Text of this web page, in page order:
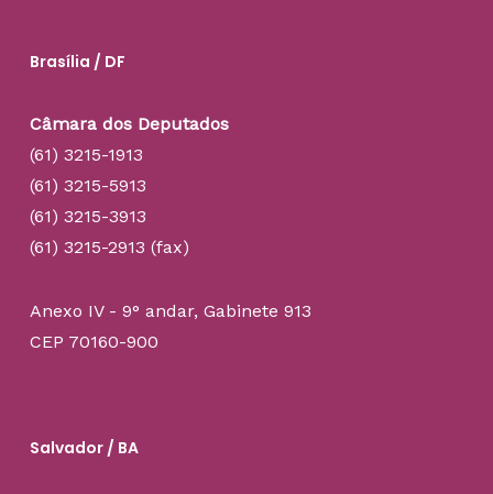
Brasília / DF
Câmara dos Deputados
(61) 3215-1913
(61) 3215-5913
(61) 3215-3913
(61) 3215-2913 (fax)
Anexo IV - 9° andar, Gabinete 913
CEP 70160-900
Salvador / BA